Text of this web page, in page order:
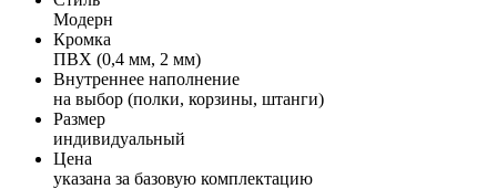
Модерн
Кромка
ПВХ (0,4 мм, 2 мм)
Внутреннее наполнение
на выбор (полки, корзины, штанги)
Размер
индивидуальный
Цена
указана за базовую комплектацию